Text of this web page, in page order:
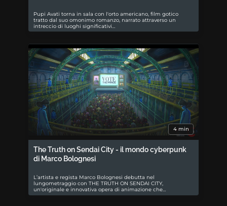
Pupi Avati torna in sala con l'orto americano, film gotico
tratto dal suo omonimo romanzo, narrato attraverso un
intreccio di luoghi significativi…
4 min
The Truth on Sendai City - il mondo cyberpunk
di Marco Bolognesi
L’artista e regista Marco Bolognesi debutta nel
lungometraggio con THE TRUTH ON SENDAI CITY,
un'originale e innovativa opera di animazione che…